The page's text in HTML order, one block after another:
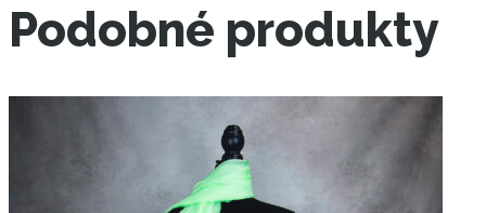
Podobné produkty